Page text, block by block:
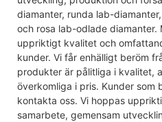
diamanter, runda lab-
och rosa lab-odlade diamanter.
uppriktigt kvalitet och
kunder. Vi får enhälligt beröm
produkter är pålitliga i kvalitet,
överkomliga i pris. Kunder som
kontakta oss. Vi hoppas
samarbete, gemensam